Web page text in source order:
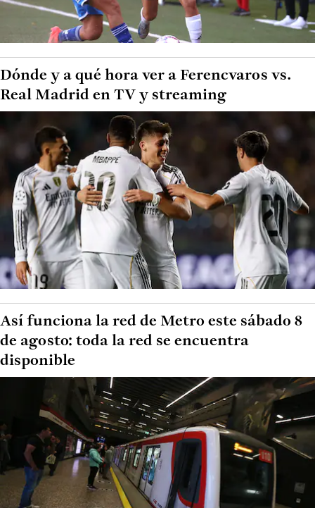
Dónde y a qué hora ver a Ferencvaros vs.
Real Madrid en TV y streaming
Así funciona la red de Metro este sábado 8
de agosto: toda la red se encuentra
disponible